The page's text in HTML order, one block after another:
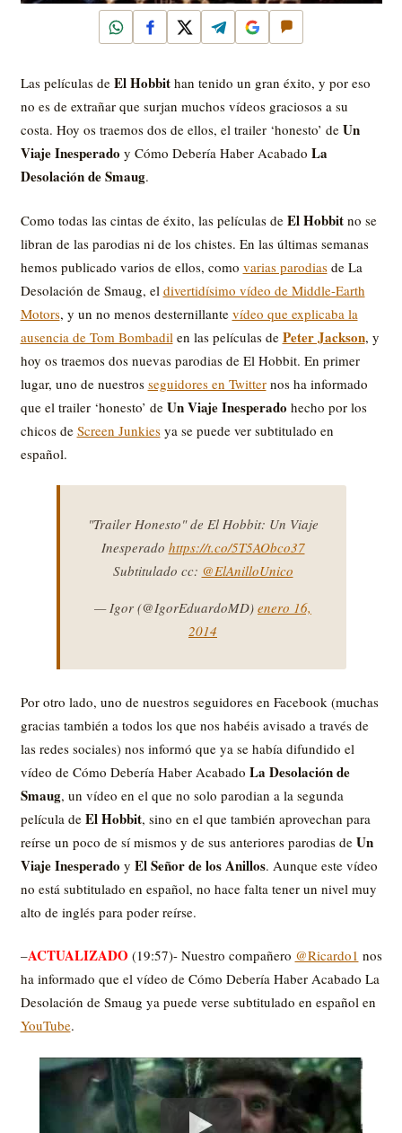
WhatsAppFacebook
X TelegramGoogleComentar
Las películas de El Hobbithan tenido un gran éxito, y por eso
no es de extrañar que surjan muchos vídeos graciosos a su
costa. Hoy os traemos dos de ellos, el trailer ‘honesto’ de Un
Viaje Inesperado y Cómo Debería Haber Acabado La
Desolación de Smaug.
Como todas las cintas de éxito, las películas de El Hobbitno se
libran de las parodias ni de los chistes. En las últimas semanas
hemos publicado varios de ellos, como varias parodiasde La
Desolación de Smaug, el divertidísimo vídeo de Middle-Earth
Motors, y un no menos desternillante vídeo que explicaba la
ausencia de Tom Bombadil en las películas de Peter Jackson, y
hoy os traemos dos nuevas parodias de El Hobbit. En primer
lugar, uno de nuestros seguidores en Twitternos ha informado
que el trailer ‘honesto’ de Un Viaje Inesperado hecho por los
chicos de Screen Junkiesya se puede ver subtitulado en
español.
"Trailer Honesto" de El Hobbit: Un Viaje
Inesperado https://t.co/5T5AObco37
Subtitulado cc: @ElAnilloUnico
— Igor (@IgorEduardoMD) enero 16,
2014
Por otro lado, uno de nuestros seguidores en Facebook (muchas
gracias también a todos los que nos habéis avisado a través de
las redes sociales) nos informó que ya se había difundido el
vídeo de Cómo Debería Haber Acabado La Desolación de
Smaug, un vídeo en el que no solo parodian a la segunda
película de El Hobbit, sino en el que también aprovechan para
reírse un poco de sí mismos y de sus anteriores parodias de Un
Viaje Inesperado y El Señor de los Anillos. Aunque este vídeo
no está subtitulado en español, no hace falta tener un nivel muy
alto de inglés para poder reírse.
–ACTUALIZADO(19:57)- Nuestro compañero @Ricardo1 nos
ha informado que el vídeo de Cómo Debería Haber Acabado La
Desolación de Smaug ya puede verse subtitulado en español en
YouTube.